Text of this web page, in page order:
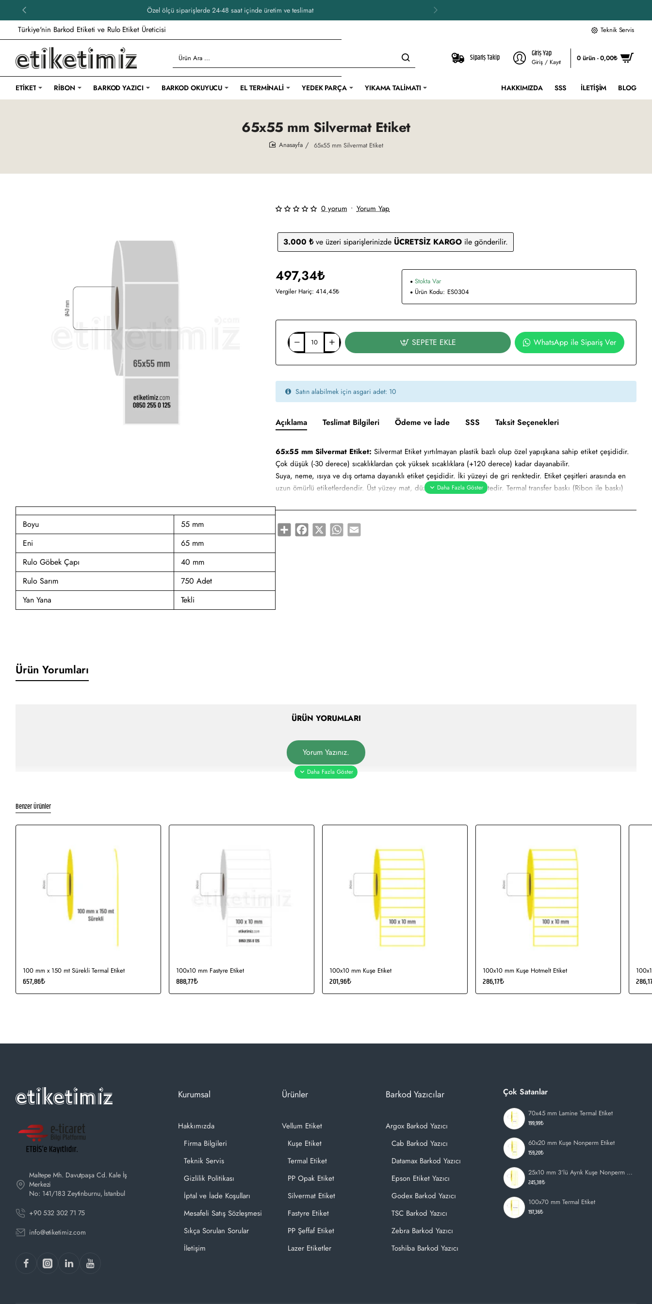
Özel ölçü siparişlerde 24-48 saat içinde üretim ve teslimat
Türkiye'nin Barkod Etiketi ve Rulo Etiket Üreticisi Teknik Servis
Ürün
Ara
...
Sipariş Takip Giriş Yap
Giriş / Kayıt 0 ürün - 0,00₺
ETIKET RIBON BARKOD YAZICI BARKOD OKUYUCU EL TERMINALI YEDEK PARÇA YIKAMA TALIMATI HAKKIMIZDA SSS İLETIŞIM BLOG
65x55 mm Silvermat Etiket
65x55 mm Silvermat Etiket
Boyu
55 mm
Eni
65 mm
Rulo Göbek Çapı
40 mm
Rulo Sarım
750 Adet
Yan Yana
Tekli
3.000 ₺ve üzeri siparişlerinizde ÜCRETSİZ KARGOile gönderilir.
0 yorum • Yorum Yap
497,34₺
Vergiler Hariç: 414,45₺
Stokta Var
Ürün Kodu: ES0304
SEPETE EKLE WhatsApp ile Sipariş Ver
Satın alabilmek için asgari adet: 10
Açıklama Teslimat Bilgileri Ödeme ve İade SSS Taksit Seçenekleri
65x55 mm Silvermat Etiket: Silvermat Etiket yırtılmayan plastik bazlı olup özel yapışkana sahip etiket çeşididir.
Çok düşük (-30 derece) sıcaklıklardan çok yüksek sıcaklıklara (+120 derece) kadar dayanabilir.
Suya, neme, ısıya ve dış ortama dayanıklı etiket çeşididir. İki yüzeyi de gri renktedir. Etiket çeşitleri arasında en
uzun ömürlü etiketlerdendir. Üst yüzey mat, düz ve gri metalik renktedir. Termal transfer baskı (Ribon ile baskı)
olarak adlandırılabilir.
Yapışkan Türleri:Standart (Çok kuvvetli), Metalize
Share Facebook
X WhatsApp
Email
Ürün Yorumları
ÜRÜN YORUMLARI
Yorum Yazınız.
Benzer Ürünler
100 mm x 150 mt Sürekli Termal Etiket
657,86₺
100x10 mm Fastyre Etiket
888,77₺
100x10 mm Kuşe Etiket
201,96₺
100x10 mm Kuşe Hotmelt Etiket
286,17₺
Maltepe Mh. Davutpaşa Cd. Kale İş
Merkezi
No: 141/183 Zeytinburnu, İstanbul
+90 532 302 71 75
info@etiketimiz.com
Kurumsal
Hakkımızda
Firma Bilgileri
Teknik Servis
Gizlilik Politikası
İptal ve İade Koşulları
Mesafeli Satış Sözleşmesi
Sıkça Sorulan Sorular
İletişim
Ürünler
Vellum Etiket
Kuşe Etiket
Termal Etiket
PP Opak Etiket
Silvermat Etiket
Fastyre Etiket
PP Şeffaf Etiket
Lazer Etiketler
Barkod Yazıcılar
Argox Barkod Yazıcı
Cab Barkod Yazıcı
Datamax Barkod Yazıcı
Epson Etiket Yazıcı
Godex Barkod Yazıcı
TSC Barkod Yazıcı
Zebra Barkod Yazıcı
Toshiba Barkod Yazıcı
Çok Satanlar
70x45 mm Lamine Termal Etiket
199,99₺
60x20 mm Kuşe Nonperm Etiket
159,20₺
25x10 mm 3'lü Ayrık Kuşe Nonperm Etiket
245,38₺
100x70 mm Termal Etiket
197,36₺